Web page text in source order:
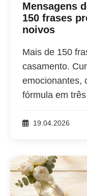
Mensagens
150 frases
noivos
Mais de 150
casamento.
emocionantes,
fórmula em
19.04.2026